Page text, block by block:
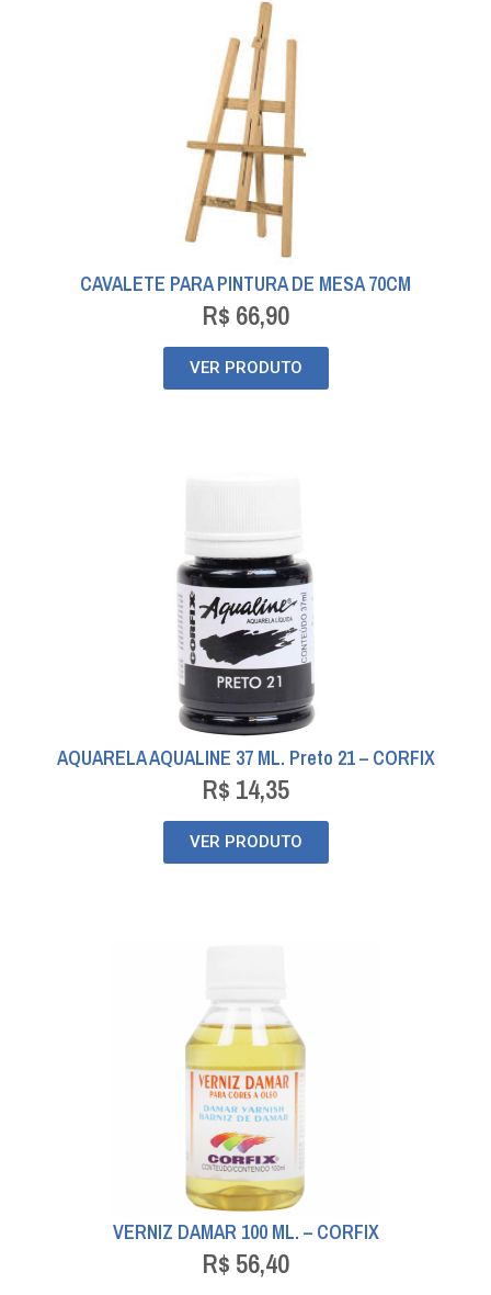
CAVALETE PARA PINTURA DE MESA 70CM
R$ 66,90
VER PRODUTO
AQUARELA AQUALINE 37 ML. Preto 21 – CORFIX
R$ 14,35
VER PRODUTO
VERNIZ DAMAR 100 ML. – CORFIX
R$ 56,40